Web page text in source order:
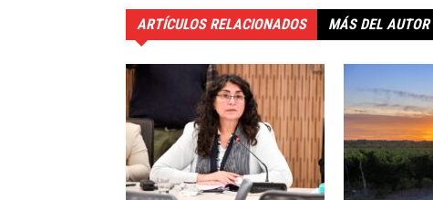
ARTÍCULOS RELACIONADOS MÁS DEL AUTOR